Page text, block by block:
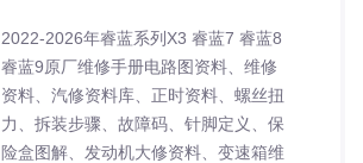
2022-2026年睿蓝系列X3 睿蓝7 睿蓝8
睿蓝9原厂维修手册电路图资料、维修
资料、汽修资料库、正时资料、螺丝扭
力、拆装步骤、故障码、针脚定义、保
险盒图解、发动机大修资料、变速箱维